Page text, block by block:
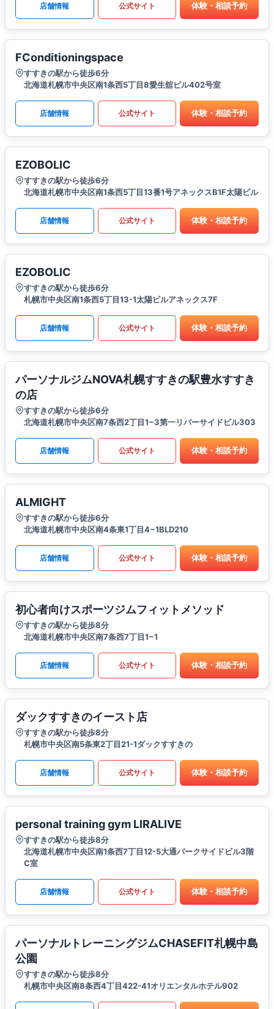
店舗情報 公式サイト 体験・相談予約
FConditioningspace
すすきの駅から徒歩6分
北海道札幌市中央区南1条西5丁目8愛生舘ビル402号室
店舗情報 公式サイト 体験・相談予約
EZOBOLIC
すすきの駅から徒歩6分
北海道札幌市中央区南1条西5丁目13番1号アネックスB1F太陽ビル
店舗情報 公式サイト 体験・相談予約
EZOBOLIC
すすきの駅から徒歩6分
札幌市中央区南1条西5丁目13-1太陽ビルアネックス7F
店舗情報 公式サイト 体験・相談予約
パーソナルジムNOVA札幌すすきの駅豊水すすき
の店
すすきの駅から徒歩6分
北海道札幌市中央区南7条西2丁目1−3第一リバーサイドビル303
店舗情報 公式サイト 体験・相談予約
ALMIGHT
すすきの駅から徒歩6分
北海道札幌市中央区南4条東1丁目4−1BLD210
店舗情報 公式サイト 体験・相談予約
初心者向けスポーツジムフィットメソッド
すすきの駅から徒歩8分
北海道札幌市中央区南7条西7丁目1−1
店舗情報 公式サイト 体験・相談予約
ダックすすきのイースト店
すすきの駅から徒歩8分
札幌市中央区南5条東2丁目21-1ダックすすきの
店舗情報 公式サイト 体験・相談予約
personal training gym LIRALIVE
すすきの駅から徒歩8分
北海道札幌市中央区南1条西7丁目12-5大通パークサイドビル3階
C室
店舗情報 公式サイト 体験・相談予約
パーソナルトレーニングジムCHASEFIT札幌中島
公園
すすきの駅から徒歩8分
札幌市中央区南8条西4丁目422-41オリエンタルホテル902